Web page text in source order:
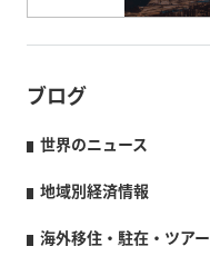
ブログ
世界のニュース
地域別経済情報
海外移住・駐在・ツアー